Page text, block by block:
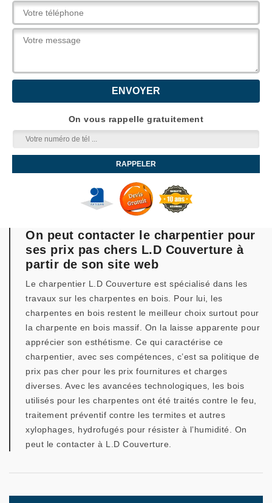
On vous rappelle gratuitement
On peut contacter le charpentier pour
ses prix pas chers L.D Couverture à
partir de son site web
Le charpentier L.D Couverture est spécialisé dans les
travaux sur les charpentes en bois. Pour lui, les
charpentes en bois restent le meilleur choix surtout pour
la charpente en bois massif. On la laisse apparente pour
apprécier son esthétisme. Ce qui caractérise ce
charpentier, avec ses compétences, c’est sa politique de
prix pas cher pour les prix fournitures et charges
diverses. Avec les avancées technologiques, les bois
utilisés pour les charpentes ont été traités contre le feu,
traitement préventif contre les termites et autres
xylophages, hydrofugés pour résister à l’humidité. On
peut le contacter à L.D Couverture.